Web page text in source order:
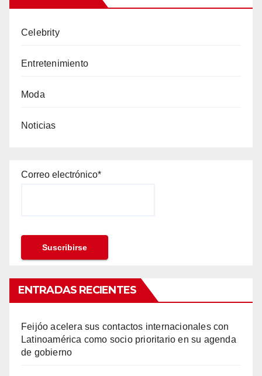
Celebrity
Entretenimiento
Moda
Noticias
Correo electrónico*
ENTRADAS RECIENTES
Feijóo acelera sus contactos internacionales con
Latinoamérica como socio prioritario en su agenda
de gobierno